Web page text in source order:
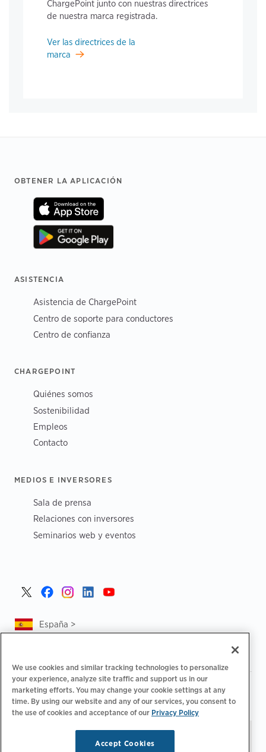
ChargePoint junto con nuestras directrices
de nuestra marca registrada.
Ver las directrices de la
marca
Footer
OBTENER LA APLICACIÓN
ASISTENCIA
Asistencia de ChargePoint
Centro de soporte para conductores
Centro de confianza
CHARGEPOINT
Quiénes somos
Sostenibilidad
Empleos
Contacto
MEDIOS E INVERSORES
Sala de prensa
Relaciones con inversores
Seminarios web y eventos
España >
Política de privacidad | Tus opciones de privacidad
Aviso legal | Estado de cuenta de accesibilidad |
Código de
conducta para proveedores
| Información sobre EPR
Administrar preferencias
Inc. Todos los derechos
We use cookies and similar tracking technologies to personalize
your experience, analyze site traffic and support us in our
marketing efforts. You may change your cookie settings at any
time. By using our website and any of our services, you consent to
the use of cookies and acceptance of our Privacy Policy
Accept Cookies